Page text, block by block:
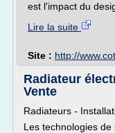
est l'impact du
Lire la suite
Site : http://
Radiateur
Vente
Radiateurs -
Les technologies